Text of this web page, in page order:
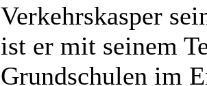
Verkehrskasper
ist er mit seinem
Grundschulen im